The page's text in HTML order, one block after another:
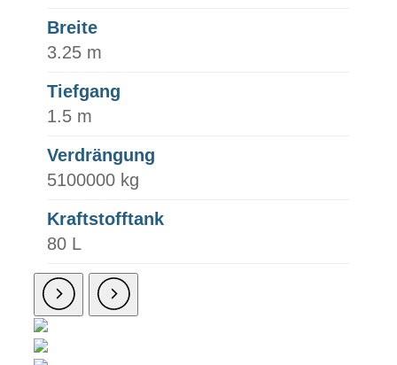
Breite
3.25 m
Tiefgang
1.5 m
Verdrängung
5100000 kg
Kraftstofftank
80 L